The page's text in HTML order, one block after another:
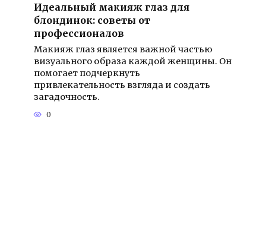
Идеальный макияж глаз для
блондинок: советы от
профессионалов
Макияж глаз является важной частью
визуального образа каждой женщины. Он
помогает подчеркнуть
привлекательность взгляда и создать
загадочность.
0